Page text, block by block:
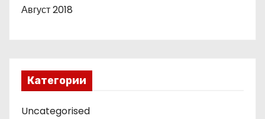
Август 2018
Категории
Uncategorised